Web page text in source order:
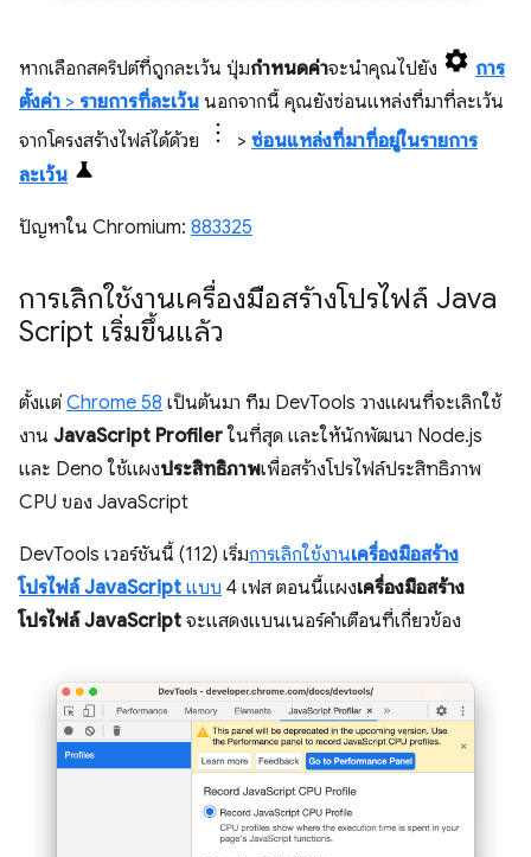
หากเลือกสคริปต์ที่ถูกละเว้น ปุ่มกำหนดค่าจะนำคุณไปยัง
การ
ตั้งค่า > รายการที่ละเว้น นอกจากนี้ คุณยังซ่อนแหล่งที่มาที่ละเว้น
จากโครงสร้างไฟล์ได้ด้วย
> ซ่อนแหล่งที่มาที่อยู่ในรายการ
ละเว้น
ปัญหาใน Chromium: 883325
การเลิกใช้งานเครื่องมือสร้างโปรไฟล์ Java
Script เริ่มขึ้นแล้ว
ตั้งแต่ Chrome 58 เป็นต้นมา ทีม DevTools วางแผนที่จะเลิกใช้
งาน JavaScript Profilerในที่สุด และให้นักพัฒนา Node.js
และ Deno ใช้แผงประสิทธิภาพเพื่อสร้างโปรไฟล์ประสิทธิภาพ
CPU ของ JavaScript
DevTools เวอร์ชันนี้ (112) เริ่มการเลิกใช้งานเครื่องมือสร้าง
โปรไฟล์ JavaScript แบบ 4 เฟส ตอนนี้แผงเครื่องมือสร้าง
โปรไฟล์ JavaScript จะแสดงแบนเนอร์คำเตือนที่เกี่ยวข้อง